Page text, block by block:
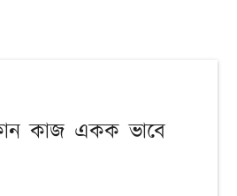
কোন কাজ একক ভাবে